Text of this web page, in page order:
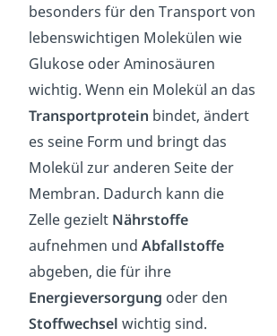
besonders für den Transport von
lebenswichtigen Molekülen wie
Glukose oder Aminosäuren
wichtig. Wenn ein Molekül an das
Transportprotein bindet, ändert
es seine Form und bringt das
Molekül zur anderen Seite der
Membran. Dadurch kann die
Zelle gezielt Nährstoffe
aufnehmen undAbfallstoffe
abgeben, die für ihre
Energieversorgung oder den
Stoffwechsel wichtig sind.